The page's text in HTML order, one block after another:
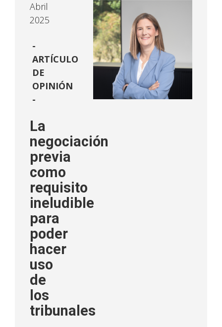
Abril
2025
ARTÍCULO
DE
OPINIÓN
-
La
negociación
previa
como
requisito
ineludible
para
poder
hacer
uso
de
los
tribunales